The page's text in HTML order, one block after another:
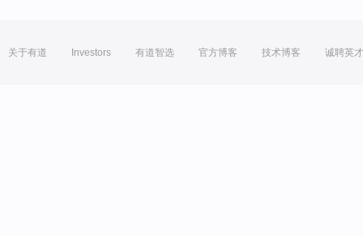
关于有道 Investors 有道智选 官方博客 技术博客 诚聘英才